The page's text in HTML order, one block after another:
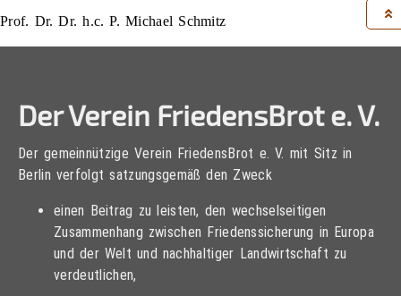
Prof. Dr. Dr. h.c. P. Michael Schmitz
Der Verein FriedensBrot e. V.
Der gemeinnützige Verein FriedensBrot e. V. mit Sitz in
Berlin verfolgt satzungsgemäß den Zweck
einen Beitrag zu leisten, den wechselseitigen
Zusammenhang zwischen Friedenssicherung in Europa
und der Welt und nachhaltiger Landwirtschaft zu
verdeutlichen,